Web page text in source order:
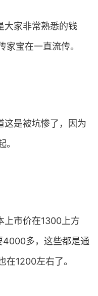
大家非常熟悉的钱
宝在一直流传。
这是被坑惨了，因为
上市价在1300上方
4000多，这些都是通
在1200左右了。